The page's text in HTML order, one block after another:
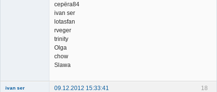
серёга84
ivan ser
lotasfan
rveger
trinity
Olga
chow
Slawa
18
ivan ser
09.12.2012 15:33:41